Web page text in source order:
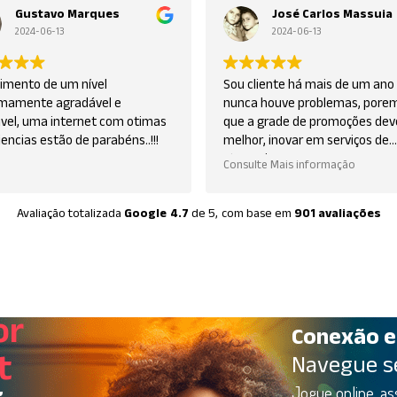
José Carlos Massuia
2024-06-13
cliente há mais de um ano e
houve problemas, porem acho
a grade de promoções deveria
inovar em serviços de
Camila Bellini
2024-06-13
Sem oque reclamar até
ok,eu recomendo
Avaliação totalizada Google 4.7de 5, com base em 901 avaliações
Conexão
Navegue
Jogue online,